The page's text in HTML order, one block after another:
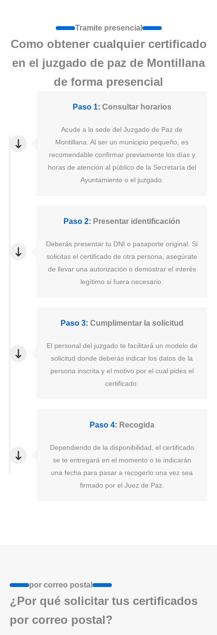
Tramite presencial
Como obtener cualquier certificado
en el juzgado de paz de Montillana
de forma presencial
Paso 1: Consultar horarios
Acude a la sede del Juzgado de Paz de
Montillana. Al ser un municipio pequeño, es
recomendable confirmar previamente los días y
horas de atención al público de la Secretaría del
Ayuntamiento o el juzgado.
Paso 2: Presentar identificación
Deberás presentar tu DNI o pasaporte original. Si
solicitas el certificado de otra persona, asegúrate
de llevar una autorización o demostrar el interés
legítimo si fuera necesario.
Paso 3: Cumplimentar la solicitud
El personal del juzgado te facilitará un modelo de
solicitud donde deberás indicar los datos de la
persona inscrita y el motivo por el cual pides el
certificado.
Paso 4: Recogida
Dependiendo de la disponibilidad, el certificado
se te entregará en el momento o te indicarán
una fecha para pasar a recogerlo una vez sea
firmado por el Juez de Paz.
por correo postal
¿Por qué solicitar tus certificados
por correo postal?